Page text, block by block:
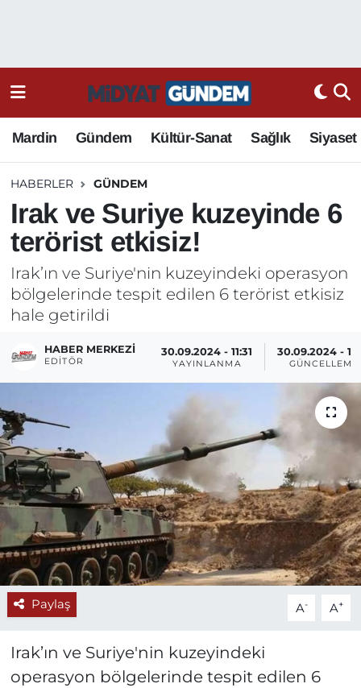
Mardin Gündem Kültür-Sanat Sağlık Siyaset
HABERLER GÜNDEM
Irak ve Suriye kuzeyinde 6
terörist etkisiz!
Irak’ın ve Suriye'nin kuzeyindeki operasyon
bölgelerinde tespit edilen 6 terörist etkisiz
hale getirildi
HABER MERKEZI
EDITÖR
30.09.2024 - 11:31
YAYINLANMA
30.09.2024 -
GÜNCELLEME
Paylaş A- A+
Irak’ın ve Suriye'nin kuzeyindeki
operasyon bölgelerinde tespit edilen 6